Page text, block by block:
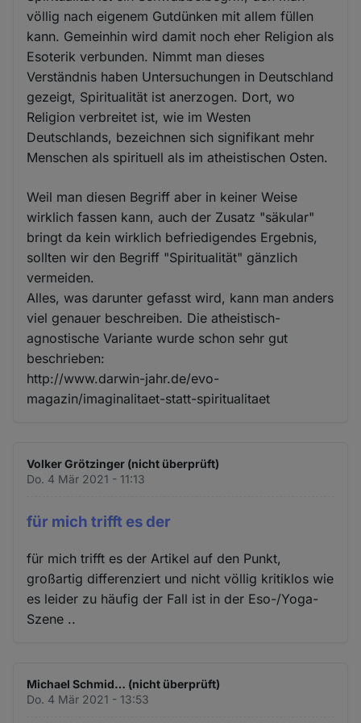
völlig nach eigenem Gutdünken mit allem füllen
kann. Gemeinhin wird damit noch eher Religion als
Esoterik verbunden. Nimmt man dieses
Verständnis haben Untersuchungen in Deutschland
gezeigt, Spiritualität ist anerzogen. Dort, wo
Religion verbreitet ist, wie im Westen
Deutschlands, bezeichnen sich signifikant mehr
Menschen als spirituell als im atheistischen Osten.
Weil man diesen Begriff aber in keiner Weise
wirklich fassen kann, auch der Zusatz "säkular"
bringt da kein wirklich befriedigendes Ergebnis,
sollten wir den Begriff "Spiritualität" gänzlich
vermeiden.
Alles, was darunter gefasst wird, kann man anders
viel genauer beschreiben. Die atheistisch-
agnostische Variante wurde schon sehr gut
beschrieben:
http://www.darwin-jahr.de/evo-
magazin/imaginalitaet-statt-spiritualitaet
Volker Grötzinger (nicht überprüft)
Do. 4 Mär 2021 - 11:13
für mich trifft es der
für mich trifft es der Artikel auf den Punkt,
großartig differenziert und nicht völlig kritiklos wie
es leider zu häufig der Fall ist in der Eso-/Yoga-
Szene ..
Michael Schmid… (nicht überprüft)
Do. 4 Mär 2021 - 13:53